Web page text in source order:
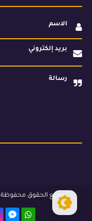
الاسم
بريد إلكتروني
رسالة
جميع الحقوق محفوظة